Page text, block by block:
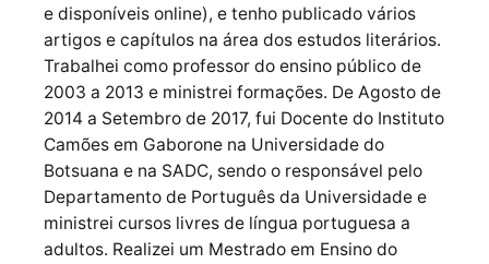
e disponíveis online), e tenho publicado vários
artigos e capítulos na área dos estudos literários.
Trabalhei como professor do ensino público de
2003 a 2013 e ministrei formações. De Agosto de
2014 a Setembro de 2017, fui Docente do Instituto
Camões em Gaborone na Universidade do
Botsuana e na SADC, sendo o responsável pelo
Departamento de Português da Universidade e
ministrei cursos livres de língua portuguesa a
adultos. Realizei um Mestrado em Ensino do